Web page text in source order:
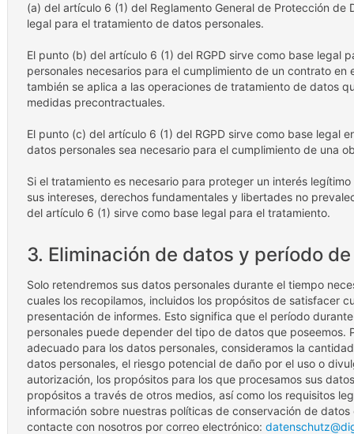
(a) del artículo 6 (1) del Reglamento General de Protección de
legal para el tratamiento de datos personales.
El punto (b) del artículo 6 (1) del RGPD sirve como base legal
personales necesarios para el cumplimiento de un contrato
también se aplica a las operaciones de tratamiento de datos
medidas precontractuales.
El punto (c) del artículo 6 (1) del RGPD sirve como base legal
datos personales sea necesario para el cumplimiento de una
Si el tratamiento es necesario para proteger un interés
sus intereses, derechos fundamentales y libertades no
del artículo 6 (1) sirve como base legal para el tratamiento.
3. Eliminación de datos y período
Solo retendremos sus datos personales durante el tiempo
cuales los recopilamos, incluidos los propósitos de satisfacer
presentación de informes. Esto significa que el período
personales puede depender del tipo de datos que poseemos.
adecuado para los datos personales, consideramos la
datos personales, el riesgo potencial de daño por el uso o
autorización, los propósitos para los que procesamos sus
propósitos a través de otros medios, así como los requisitos
información sobre nuestras políticas de conservación de
contacte con nosotros por correo electrónico: